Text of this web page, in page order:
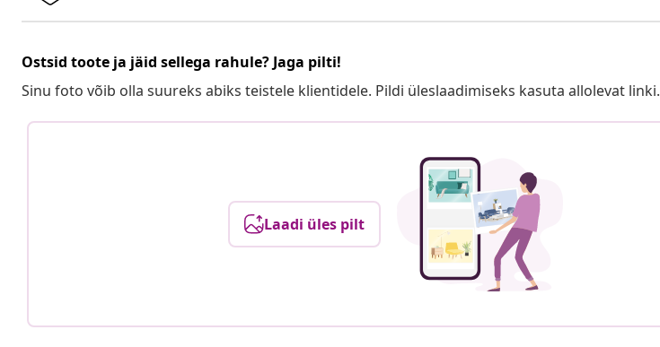
Ostsid toote ja jäid sellega rahule? Jaga pilti!
Sinu foto võib olla suureks abiks teistele klientidele. Pildi üleslaadimiseks kasuta allolevat linki.
Laadi üles pilt